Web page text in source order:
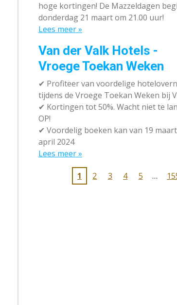
hoge kortingen! De Mazzeldagen
donderdag 21 maart om 21.00 uur!
Lees meer »
Van der Valk Hotels -
Vroege Toekan Weken
✔ Profiteer van voordelige
tijdens de Vroege Toekan Weken bij
✔ Kortingen tot 50%. Wacht niet te
OP!
✔ Voordelig boeken kan van 19
april 2024
Lees meer »
1 2 3 4 5